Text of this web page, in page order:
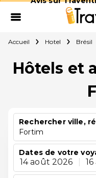
Accueil Hotel Brésil
Hôtels et
Rechercher ville,
Fortim
Dates de votre
14 août 2026